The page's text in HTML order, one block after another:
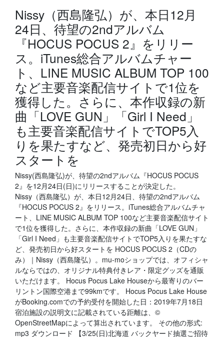
Nissy（西島隆弘）が、本日12月
24日、待望の2ndアルバム
『HOCUS POCUS 2』をリリー
ス。iTunes総合アルバムチャー
ト、LINE MUSIC ALBUM TOP 100
など主要音楽配信サイトで1位を
獲得した。さらに、本作収録の新
曲「LOVE GUN」「Girl I Need」
も主要音楽配信サイトでTOP5入
りを果たすなど、発売初日から好
スタートを
Nissy(西島隆弘)が、待望の2ndアルバム『HOCUS POCUS
2』を12月24日(日)にリリースすることが決定した。
Nissy（西島隆弘）が、本日12月24日、待望の2ndアルバム
『HOCUS POCUS 2』をリリース。iTunes総合アルバムチャ
ート、LINE MUSIC ALBUM TOP 100など主要音楽配信サイト
で1位を獲得した。さらに、本作収録の新曲「LOVE GUN」
「Girl I Need」も主要音楽配信サイトでTOP5入りを果たすな
ど、発売初日から好スタートを HOCUS POCUS 2（CDの
み）｜Nissy（西島隆弘）。mu-moショップでは、オフィシャ
ルならではの、オリジナル特典付きレア・限定グッズを通販
いただけます。 Hocus Pocus Lake Houseから最寄りのバー
リントン国際空港まで99kmです。 Hocus Pocus Lake House
がBooking.comでの予約受付を開始した日：2019年7月18日
宿泊施設の説明文に記載されている距離は、©
OpenStreetMapによって算出されています。 その他の形式:
mp3 ダウンロード 【3/25(日)北海道 バックヤード抽選ご招待